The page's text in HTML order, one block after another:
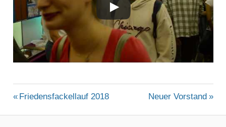
ALLGEMEIN
Beitragsnavigation
Vorheriger
Friedensfackellauf 2018
Nächster
Neuer Vorstand